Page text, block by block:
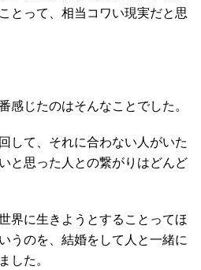
とって、相当コワい現実だと思
感じたのはそんなことでした。
して、それに合わない人がいた
と思った人との繋がりはどんど
界に生きようとすることってほ
うのを、結婚をして人と一緒に
した。